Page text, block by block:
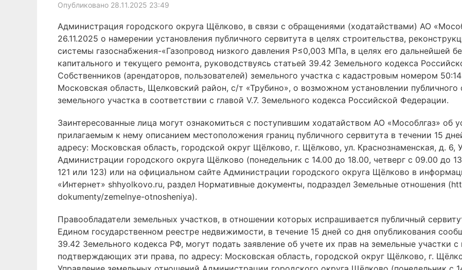
Опубликовано 28.11.2025 23:49
Администрация городского округа Щёлково, в связи с обращениями (ходатайствами) АО
26.11.2025 о намерении установления публичного сервитута в целях строительства,
системы газоснабжения-«Газопровод низкого давления Р≤0,003 МПа, в целях его дальнейшей
капитального и текущего ремонта, руководствуясь статьей 39.42 Земельного кодекса
Собственников (арендаторов, пользователей) земельного участка с кадастровым номером
Московская область, Щелковский район, с/т «Трубино», о возможном установлении публичного
земельного участка в соответствии с главой V.7. Земельного кодекса Российской Федерации.
Заинтересованные лица могут ознакомиться с поступившим ходатайством АО «Мособлгаз» об
прилагаемым к нему описанием местоположения границ публичного сервитута в течении 15
адресу: Московская область, городской округ Щёлково, г. Щёлково, ул. Краснознаменская, д. 6,
Администрации городского округа Щёлково (понедельник с 14.00 до 18.00, четверг с 09.00 до
121 или 123) или на официальном сайте Администрации городского округа Щёлково в
«Интернет» shhyolkovo.ru, раздел Нормативные документы, подраздел Земельные отношения
dokumenty/zemelnye-otnosheniya).
Правообладатели земельных участков, в отношении которых испрашивается публичный
Едином государственном реестре недвижимости, в течение 15 дней со дня опубликования
39.42 Земельного кодекса РФ, могут подать заявление об учете их прав на земельные участки
подтверждающих эти права, по адресу: Московская область, городской округ Щёлково, г.